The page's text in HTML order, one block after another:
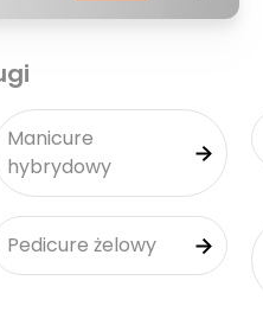
Manicure
hybrydowy
Pedicure żelowy